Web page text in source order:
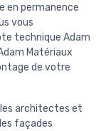
en permanence
vous
technique Adam
Matériaux
de votre
les architectes et
façades